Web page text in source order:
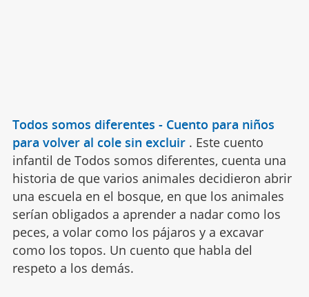
Todos somos diferentes - Cuento para niños
para volver al cole sin excluir . Este cuento
infantil de Todos somos diferentes, cuenta una
historia de que varios animales decidieron abrir
una escuela en el bosque, en que los animales
serían obligados a aprender a nadar como los
peces, a volar como los pájaros y a excavar
como los topos. Un cuento que habla del
respeto a los demás.